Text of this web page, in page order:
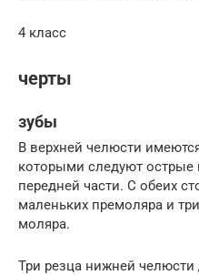
4 класс
черты
зубы
В верхней челюсти
которыми следуют острые
передней части. С обеих
маленьких премоляра и
моляра.
Три резца нижней